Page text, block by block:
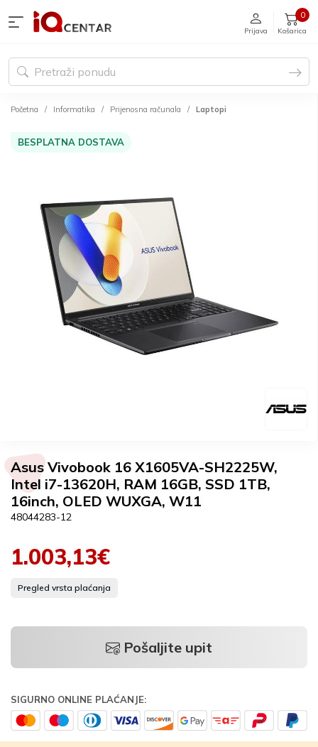
Prijava Košarica
0
Početna Informatika Prijenosna računala Laptopi
BESPLATNA DOSTAVA
Asus Vivobook 16 X1605VA-SH2225W,
Intel i7-13620H, RAM 16GB, SSD 1TB,
16inch, OLED WUXGA, W11
48044283-12
1.003,13€
Pregled vrsta plaćanja
Pošaljite upit
SIGURNO ONLINE PLAĆANJE: